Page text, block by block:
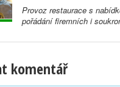
Provoz restaurace s
pořádání firemních i
komentář